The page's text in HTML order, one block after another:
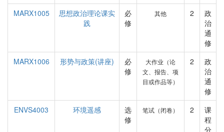
MARX1005
思想政治理论课实
践
必
修
其他 2
政
治
通
修
MARX1006
形势与政策(讲座)
必
修
大作业（论
文、报告、项
目或作品等）
2
政
治
通
修
ENVS4003
环境遥感
选
修
笔试（闭卷） 2
课
程
分